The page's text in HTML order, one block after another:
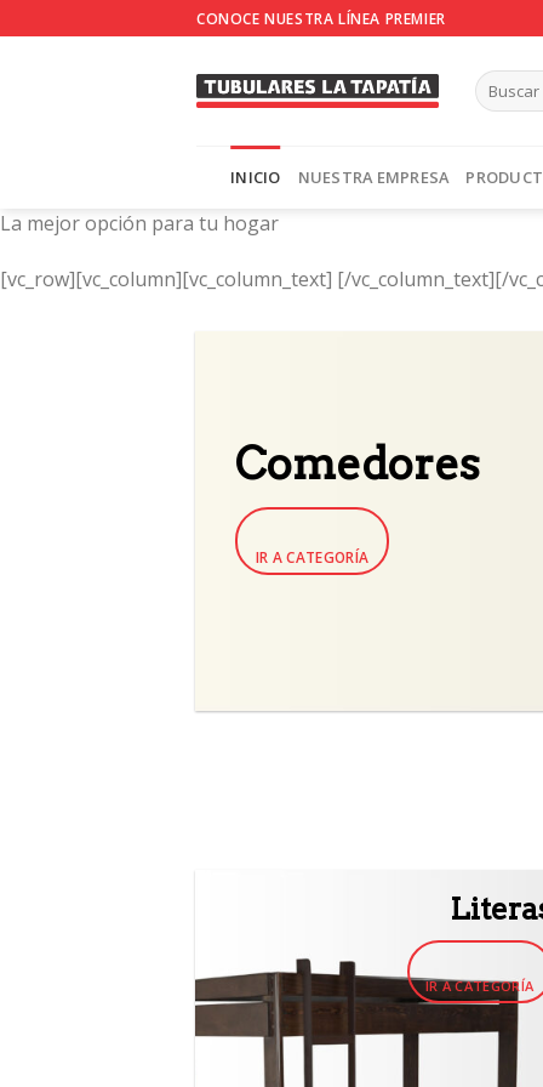
to
CONOCE NUESTRA LÍNEA PREMIER
INICIO NUESTRA EMPRESA
La mejor opción para tu hogar
[vc_row][vc_column][vc_column_text] [/vc_column_text][/
Comedores
IR A CATEGORÍA
IR A CATEGORÍA